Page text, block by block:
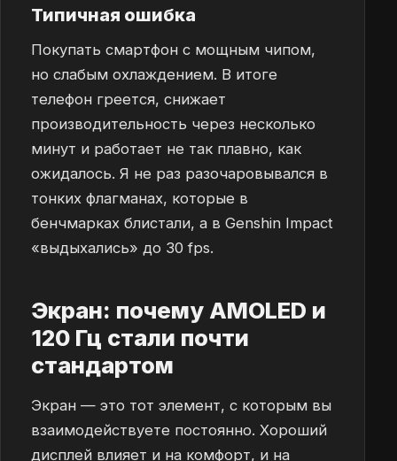
Типичная ошибка
Покупать смартфон с мощным чипом,
но слабым охлаждением. В итоге
телефон греется, снижает
производительность через несколько
минут и работает не так плавно, как
ожидалось. Я не раз разочаровывался в
тонких флагманах, которые в
бенчмарках блистали, а в Genshin Impact
«выдыхались» до 30 fps.
Экран: почему AMOLED и
120 Гц стали почти
стандартом
Экран — это тот элемент, с которым вы
взаимодействуете постоянно. Хороший
дисплей влияет и на комфорт, и на